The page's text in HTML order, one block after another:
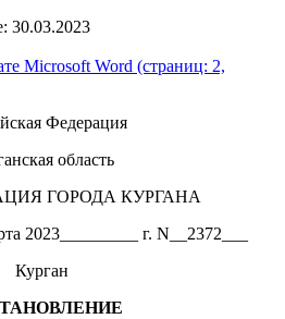
30.03.2023
Microsoft Word (страниц: 2,
Федерация
область
ГОРОДА КУРГАНА
2023_________ г. N__2372___
Курган